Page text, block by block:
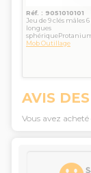
Réf. : 9051010101
Jeu de 9 clés mâles
longues
Mob Outillage
AVIS
Vous avez